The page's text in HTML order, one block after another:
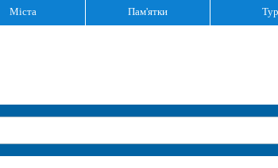
Міста Пам'ятки